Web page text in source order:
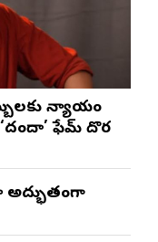
న్యాయం
ఫేమ్ దొర
అద్భుతంగా